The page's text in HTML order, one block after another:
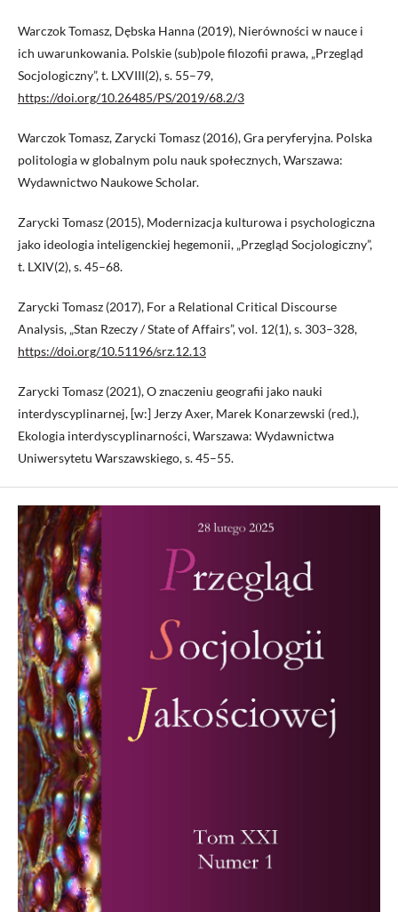
Warczok Tomasz, Dębska Hanna (2019), Nierówności w nauce i
ich uwarunkowania. Polskie (sub)pole filozofii prawa, „Przegląd
Socjologiczny”, t. LXVIII(2), s. 55–79,
https://doi.org/10.26485/PS/2019/68.2/3
Warczok Tomasz, Zarycki Tomasz (2016), Gra peryferyjna. Polska
politologia w globalnym polu nauk społecznych, Warszawa:
Wydawnictwo Naukowe Scholar.
Zarycki Tomasz (2015), Modernizacja kulturowa i psychologiczna
jako ideologia inteligenckiej hegemonii, „Przegląd Socjologiczny”,
t. LXIV(2), s. 45–68.
Zarycki Tomasz (2017), For a Relational Critical Discourse
Analysis, „Stan Rzeczy / State of Affairs”, vol. 12(1), s. 303–328,
https://doi.org/10.51196/srz.12.13
Zarycki Tomasz (2021), O znaczeniu geografii jako nauki
interdyscyplinarnej, [w:] Jerzy Axer, Marek Konarzewski (red.),
Ekologia interdyscyplinarności, Warszawa: Wydawnictwa
Uniwersytetu Warszawskiego, s. 45–55.